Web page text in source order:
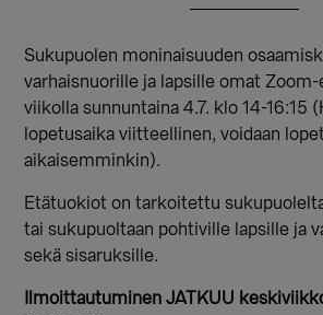
Sukupuolen moninaisuuden
varhaisnuorille ja lapsille omat
viikolla sunnuntaina 4.7. klo 14-16:15
lopetusaika viitteellinen, voidaan
aikaisemminkin).
Etätuokiot on tarkoitettu
tai sukupuoltaan pohtiville lapsille ja
sekä sisaruksille.
Ilmoittautuminen JATKUU